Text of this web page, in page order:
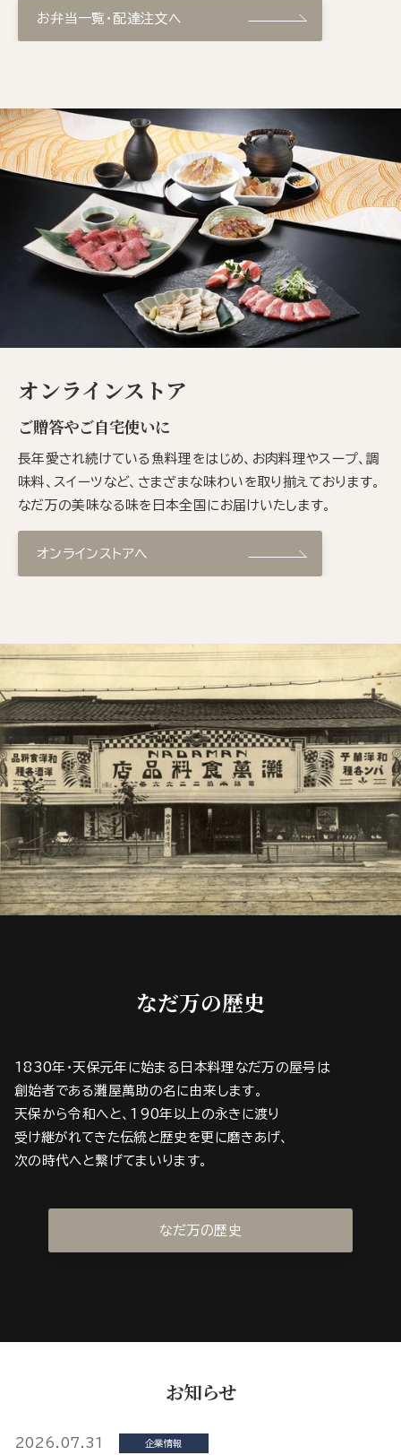
お弁当一覧・配達注文へ
オンラインストア
ご贈答やご自宅使いに
長年愛され続けている魚料理をはじめ、お肉料理やスープ、調
味料、スイーツなど、さまざまな味わいを取り揃えております。
なだ万の美味なる味を日本全国にお届けいたします。
オンラインストアへ
なだ万の歴史
1830年・天保元年に始まる日本料理なだ万の屋号は
創始者である灘屋萬助の名に由来します。
天保から令和へと、190年以上の永きに渡り
受け継がれてきた伝統と歴史を更に磨きあげ、
次の時代へと繋げてまいります。
なだ万の歴史
お知らせ
2026.07.31 企業情報